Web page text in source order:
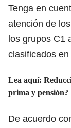
Tenga en
atención de
los grupos C1
clasificados
Lea aquí:
prima y pensión?
De acuerdo